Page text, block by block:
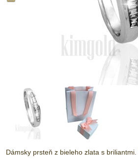
Dámsky prsteň z bieleho zlata s briliantmi.